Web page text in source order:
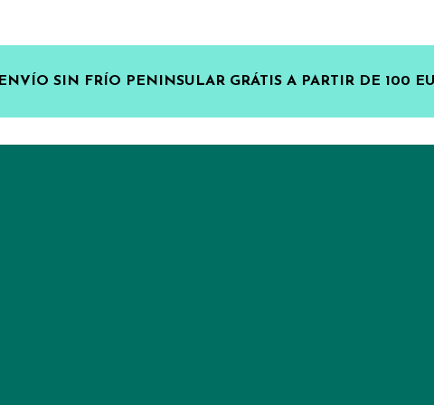
ENVÍO SIN FRÍO PENINSULAR GRÁTIS A PARTIR DE 100